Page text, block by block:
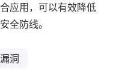
应用，可以有效降低
全防线。
漏洞